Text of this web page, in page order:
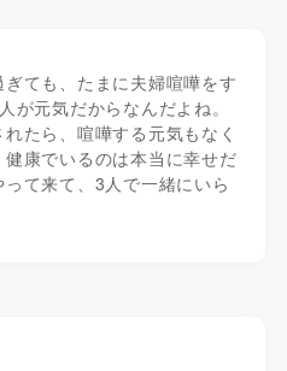
ても、たまに夫婦喧嘩をす
が元気だからなんだよね。
たら、喧嘩する元気もなく
康でいるのは本当に幸せだ
て来て、3人で一緒にいら